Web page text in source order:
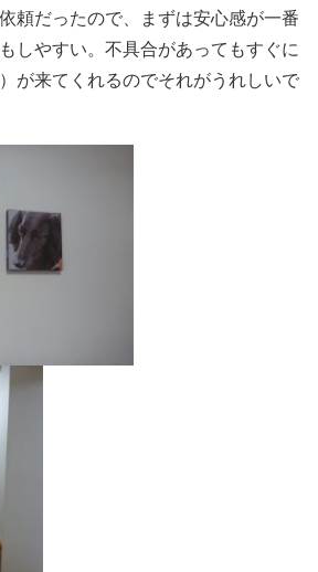
頼だったので、まずは安心感が一番
しやすい。不具合があってもすぐに
が来てくれるのでそれがうれしいで